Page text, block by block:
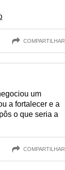
COMPARTILHAR
um
a fortalecer e a
o que seria a
COMPARTILHAR